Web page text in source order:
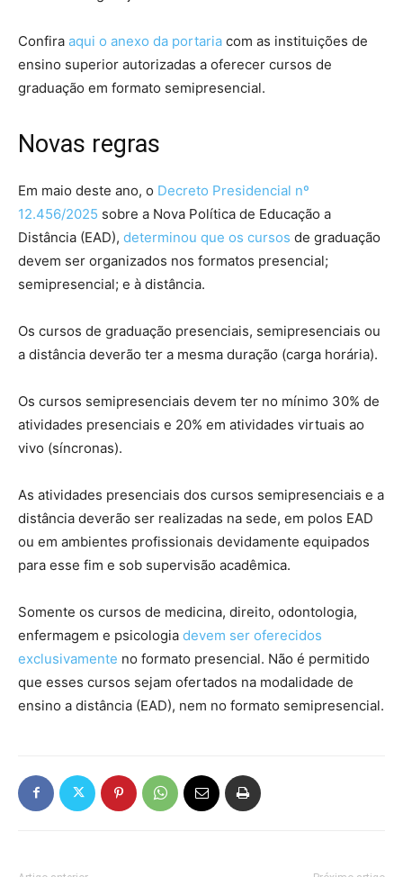
Confira aqui o anexo da portaria com as instituições de
ensino superior autorizadas a oferecer cursos de
graduação em formato semipresencial.
Novas regras
Em maio deste ano, o Decreto Presidencial nº
12.456/2025 sobre a Nova Política de Educação a
Distância (EAD), determinou que os cursos de graduação
devem ser organizados nos formatos presencial;
semipresencial; e à distância.
Os cursos de graduação presenciais, semipresenciais ou
a distância deverão ter a mesma duração (carga horária).
Os cursos semipresenciais devem ter no mínimo 30% de
atividades presenciais e 20% em atividades virtuais ao
vivo (síncronas).
As atividades presenciais dos cursos semipresenciais e a
distância deverão ser realizadas na sede, em polos EAD
ou em ambientes profissionais devidamente equipados
para esse fim e sob supervisão acadêmica.
Somente os cursos de medicina, direito, odontologia,
enfermagem e psicologia devem ser oferecidos
exclusivamente no formato presencial. Não é permitido
que esses cursos sejam ofertados na modalidade de
ensino a distância (EAD), nem no formato semipresencial.